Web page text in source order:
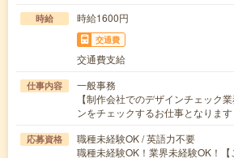
時給 時給1600円
交通費
交通費支給
仕事内容
一般事務
【制作会社でのデザインチェック
ンをチェックするお仕事となりま
応募資格
職種未経験OK / 英語力不要
職種未経験OK！業界未経験OK！